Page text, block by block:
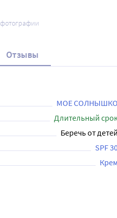
Отзывы
МОЕ СОЛНЫШКО
Длительный
Беречь от детей
SPF
Крем